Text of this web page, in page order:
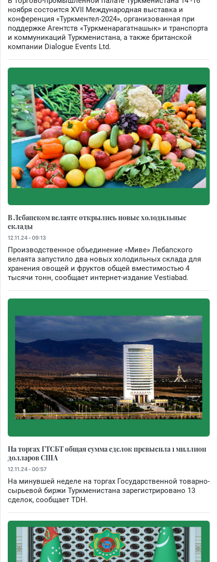
ноября состоится XVII Международная выставка и
конференция «Туркментел-2024», организованная при
поддержке Агентств «Туркменарагатнашык» и транспорта
и коммуникаций Туркменистана, а также британской
компании Dialogue Events Ltd.
В Лебапском велаяте открылись новые холодильные
склады
12.11.24 - 09:13
Производственное объединение «Миве» Лебапского
велаята запустило два новых холодильных склада для
хранения овощей и фруктов общей вместимостью 4
тысячи тонн, сообщает интернет-издание Vestiabad.
На торгах ГТСБТ общая сумма сделок превысила 1 миллион
долларов США
12.11.24 - 00:57
На минувшей неделе на торгах Государственной товарно-
сырьевой биржи Туркменистана зарегистрировано 13
сделок, сообщает TDH.